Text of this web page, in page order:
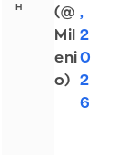
(@
Mil
eni
o)
,
2
0
2
6